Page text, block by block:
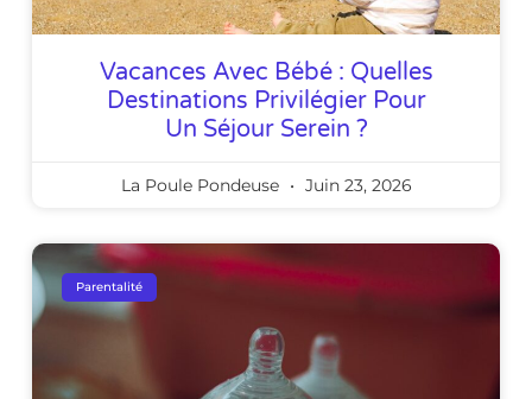
Vacances Avec Bébé : Quelles
Destinations Privilégier Pour
Un Séjour Serein ?
La Poule Pondeuse Juin 23, 2026
Parentalité